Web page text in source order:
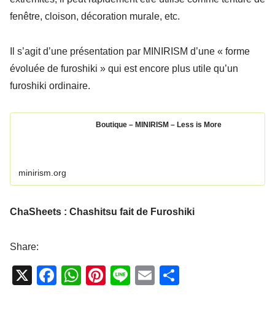
fenêtre, cloison, décoration murale, etc.
Il s’agit d’une présentation par MINIRISM d’une « forme
évoluée de furoshiki » qui est encore plus utile qu’un
furoshiki ordinaire.
Boutique – MINIRISM – Less is More
minirism.org
ChaSheets : Chashitsu fait de Furoshiki
Share:
X
F
W
Pi
Li
E